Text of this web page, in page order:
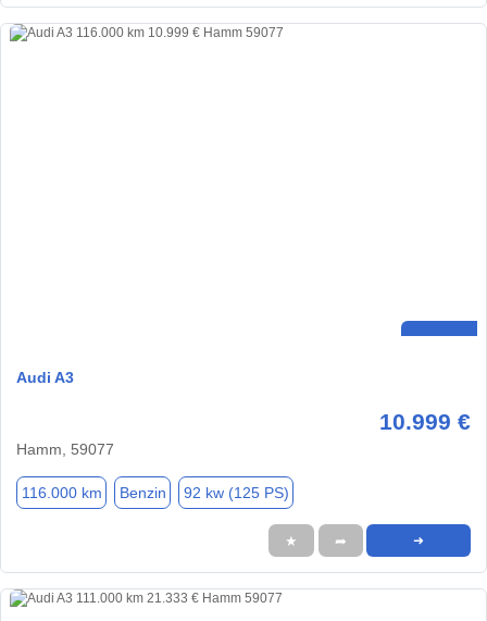
Audi A3
10.999 €
Hamm, 59077
116.000 km Benzin 92 kw (125 PS)
★ ➦ ➜